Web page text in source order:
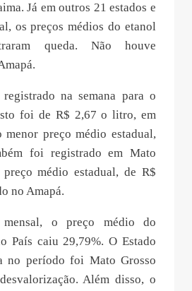
Já em outros 21 estados e
os preços médios do etanol
queda. Não houve
na semana para o
foi de R$ 2,67 o litro, em
menor preço médio estadual,
foi registrado em Mato
médio estadual, de R$
no Amapá.
mensal, o preço médio do
País caiu 29,79%. O Estado
no período foi Mato Grosso
Além disso, o